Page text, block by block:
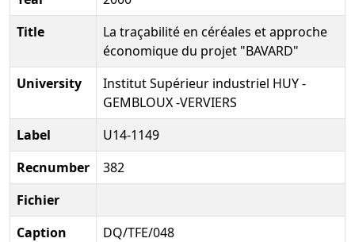
Title
La traçabilité en céréales et approche
économique du projet "BAVARD"
University
Institut Supérieur industriel HUY -
GEMBLOUX -VERVIERS
Label
U14-1149
Recnumber
382
Fichier
Caption
DQ/TFE/048